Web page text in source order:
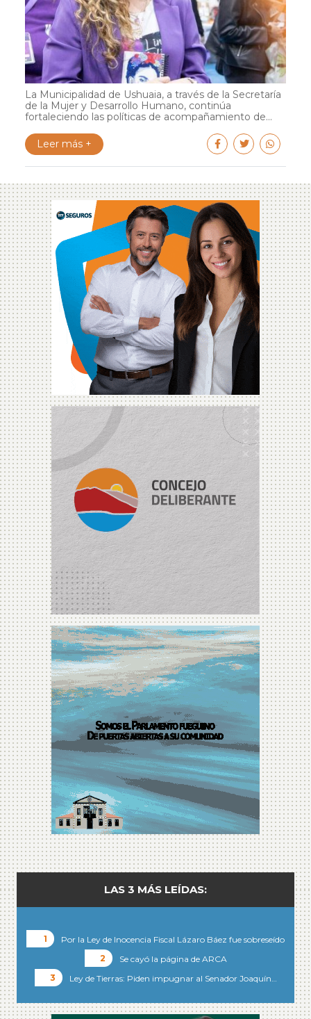
La Municipalidad de Ushuaia, a través de la Secretaría
de la Mujer y Desarrollo Humano, continúa
fortaleciendo las políticas de acompañamiento de...
Leer más +
LAS 3 MÁS LEÍDAS:
Por la Ley de Inocencia Fiscal Lázaro Báez fue sobreseído
Se cayó la página de ARCA
Ley de Tierras: Piden impugnar al Senador Joaquín…